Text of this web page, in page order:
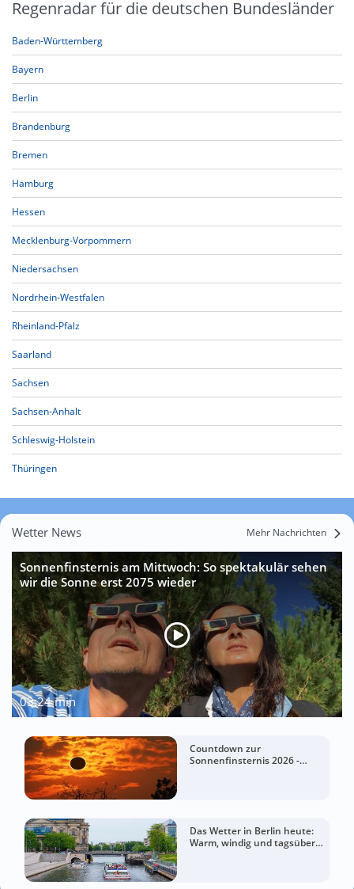
Regenradar für die deutschen Bundesländer
Baden-Württemberg
Bayern
Berlin
Brandenburg
Bremen
Hamburg
Hessen
Mecklenburg-Vorpommern
Niedersachsen
Nordrhein-Westfalen
Rheinland-Pfalz
Saarland
Sachsen
Sachsen-Anhalt
Schleswig-Holstein
Thüringen
Wetter News Mehr Nachrichten
Sonnenfinsternis am Mittwoch: So spektakulär sehen
wir die Sonne erst 2075 wieder
03:24 min
Countdown zur
Sonnenfinsternis 2026 -
Das Wetter in Berlin heute:
Warm, windig und tagsüber